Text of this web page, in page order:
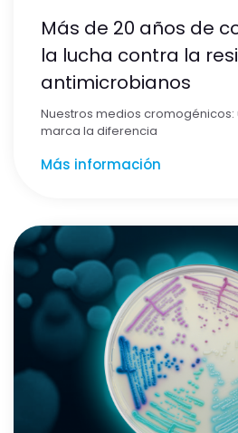
Más de 20 años de
la lucha contra la
antimicrobianos
Nuestros medios cromogénicos:
marca la diferencia
Más información